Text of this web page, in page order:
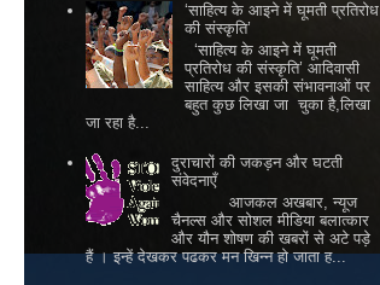
‘साहित्य के आइने में घूमती प्रतिरोध
की संस्कृति’
‘साहित्य के आइने में घूमती
प्रतिरोध की संस्कृति’ आदिवासी
साहित्य और इसकी संभावनाओं पर
बहुत कुछ लिखा जा चुका है,लिखा
जा रहा है...
दुराचारों की जकड़न और घटती
संवेदनाएँ
आजकल अखबार, न्यूज
चैनल्स और सोशल मीडिया बलात्कार
और यौन शोषण की खबरों से अटे पड़े
हैं । इन्हें देखकर पढकर मन खिन्न हो जाता ह...